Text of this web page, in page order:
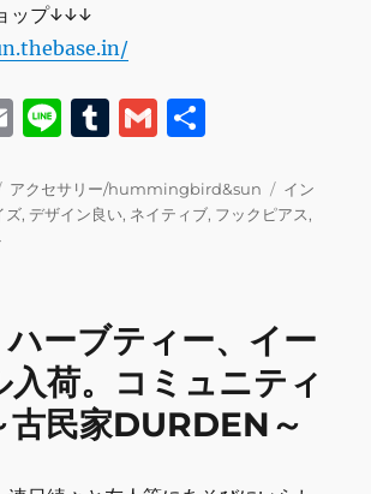
ップ↓↓↓
E
ai
l
Li
e
T
m
bl
G
ai
l
カ
テ
アクセサリー/hummingbird&sun
タ
グ
イン
ズ, デザイン良い, ネイティブ, フックピアス,
ハーブティー、イー
入荷。コミュニティ
古民家DURDEN～